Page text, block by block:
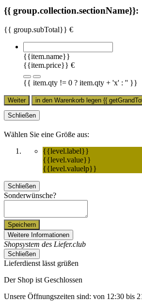
{{ group.collection.sectionName}}:
{{ group.subTotal}} €
{{item.name}}
{{item.price}} €
{{ item.qty != 0 ? item.qty + 'x' : '' }}
Weiter in den Warenkorb legen {{
Schließen
Wählen Sie eine Größe aus:
{{level.label}}
{{level.value}}
{{level.valuelp}}
Schließen
Sonderwünsche?
Speichern
Weitere Informationen
Shopsystem des Liefer.club
Schließen
Lieferdienst lässt grüßen
Der Shop ist Geschlossen
Unsere Öffnungszeiten sind: von 12:30 bis